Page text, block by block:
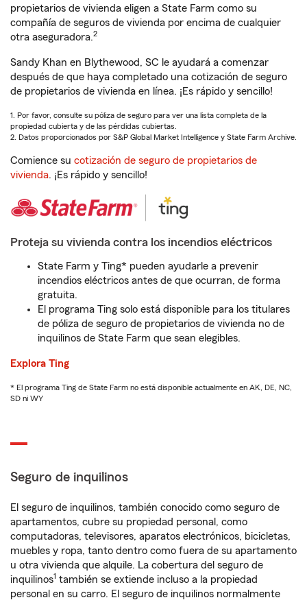
propietarios de vivienda eligen a State Farm como su
compañía de seguros de vivienda por encima de cualquier
otra aseguradora.2
Sandy Khan en Blythewood, SC le ayudará a comenzar
después de que haya completado una cotización de seguro
de propietarios de vivienda en línea. ¡Es rápido y sencillo!
1. Por favor, consulte su póliza de seguro para ver una lista completa de la
propiedad cubierta y de las pérdidas cubiertas.
2. Datos proporcionados por S&P Global Market Intelligence y State Farm Archive.
Comience su cotización de seguro de propietarios de
vivienda. ¡Es rápido y sencillo!
Proteja su vivienda contra los incendios eléctricos
State Farm y Ting* pueden ayudarle a prevenir
incendios eléctricos antes de que ocurran, de forma
gratuita.
El programa Ting solo está disponible para los titulares
de póliza de seguro de propietarios de vivienda no de
inquilinos de State Farm que sean elegibles.
Explora Ting
* El programa Ting de State Farm no está disponible actualmente en AK, DE, NC,
SD ni WY
Seguro de inquilinos
El seguro de inquilinos, también conocido como seguro de
apartamentos, cubre su propiedad personal, como
computadoras, televisores, aparatos electrónicos, bicicletas,
muebles y ropa, tanto dentro como fuera de su apartamento
u otra vivienda que alquile. La cobertura del seguro de
inquilinos1 también se extiende incluso a la propiedad
personal en su carro. El seguro de inquilinos normalmente